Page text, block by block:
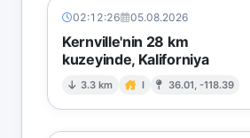
02:12:26 05.08.2026
Kernville'nin 28 km
kuzeyinde, Kaliforniya
3.3 km I 36.01, -118.39